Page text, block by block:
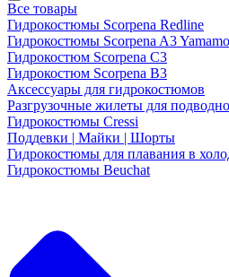
Все товары
Гидрокостюмы Scorpena Redline
Гидрокостюмы Scorpena A3
Гидрокостюм Scorpena C3
Гидрокостюм Scorpena B3
Аксессуары для гидрокостюмов
Разгрузочные жилеты для
Гидрокостюмы Cressi
Поддевки | Майки | Шорты
Гидрокостюмы для плавания в
Гидрокостюмы Beuchat